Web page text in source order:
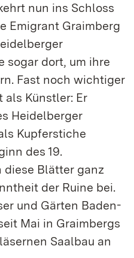
nun ins Schloss
Emigrant Graimberg
sogar dort, um ihre
Fast noch wichtiger
als Künstler: Er
Heidelberger
Kupferstiche
des 19.
diese Blätter ganz
der Ruine bei.
und Gärten Baden-
Mai in Graimbergs
Saalbau an